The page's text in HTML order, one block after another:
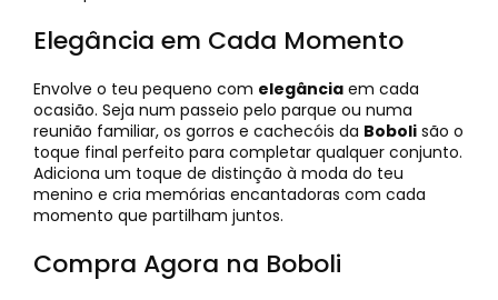
Elegância em Cada Momento
Envolve o teu pequeno com elegância em cada
ocasião. Seja num passeio pelo parque ou numa
reunião familiar, os gorros e cachecóis da Boboli são o
toque final perfeito para completar qualquer conjunto.
Adiciona um toque de distinção à moda do teu
menino e cria memórias encantadoras com cada
momento que partilham juntos.
Compra Agora na Boboli